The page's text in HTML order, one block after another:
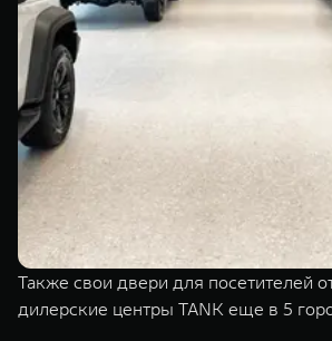
Также свои двери для посетителей
дилерские центры TANK еще в 5